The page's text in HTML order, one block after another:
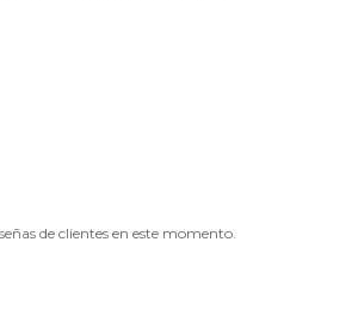
de clientes en este momento.